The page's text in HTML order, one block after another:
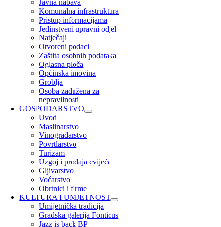
Javna nabava
Komunalna infrastruktura
Pristup informacijama
Jedinstveni upravni odjel
Natječaji
Otvoreni podaci
Zaštita osobnih podataka
Oglasna ploča
Općinska imovina
Groblja
Osoba zadužena za
nepravilnosti
GOSPODARSTVO
Uvod
Maslinarstvo
Vinogradarstvo
Povrtlarstvo
Turizam
Uzgoj i prodaja cvijeća
Gljivarstvo
Voćarstvo
Obrtnici i firme
KULTURA I UMJETNOST
Umijetnička tradicija
Gradska galerija Fonticus
Jazz is back BP